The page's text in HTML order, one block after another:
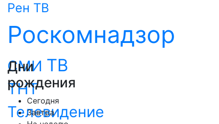
Рен ТВ
Роскомнадзор
СМИ ТВ
ТНТ
Телевидение
Дни
рождения
Сегодня
Завтра